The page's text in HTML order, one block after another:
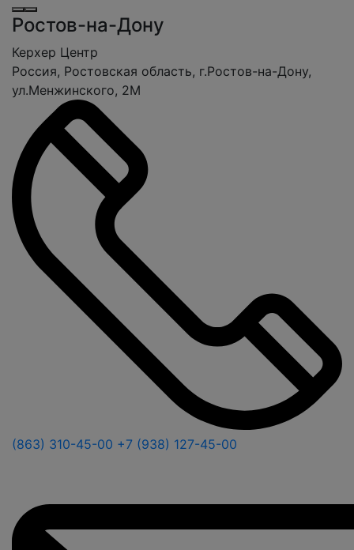
Ростов-на-Дону
Керхер Центр
Россия, Ростовская область, г.Ростов-на-Дону,
ул.Менжинского, 2М
(863) 310-45-00 +7 (938) 127-45-00